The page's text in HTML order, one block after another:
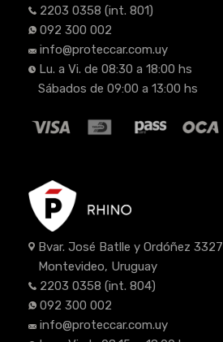
2203 0358 (int. 801)
092 300 002
info@proteccar.com.uy
Lu. a Vi. de 08:30 a 18:00 hs
Sábados de 09:00 a 13:00 hs
Bvar. José Batlle y Ordóñez 3327
Montevideo, Uruguay
2203 0358 (int. 804)
092 300 002
info@proteccar.com.uy